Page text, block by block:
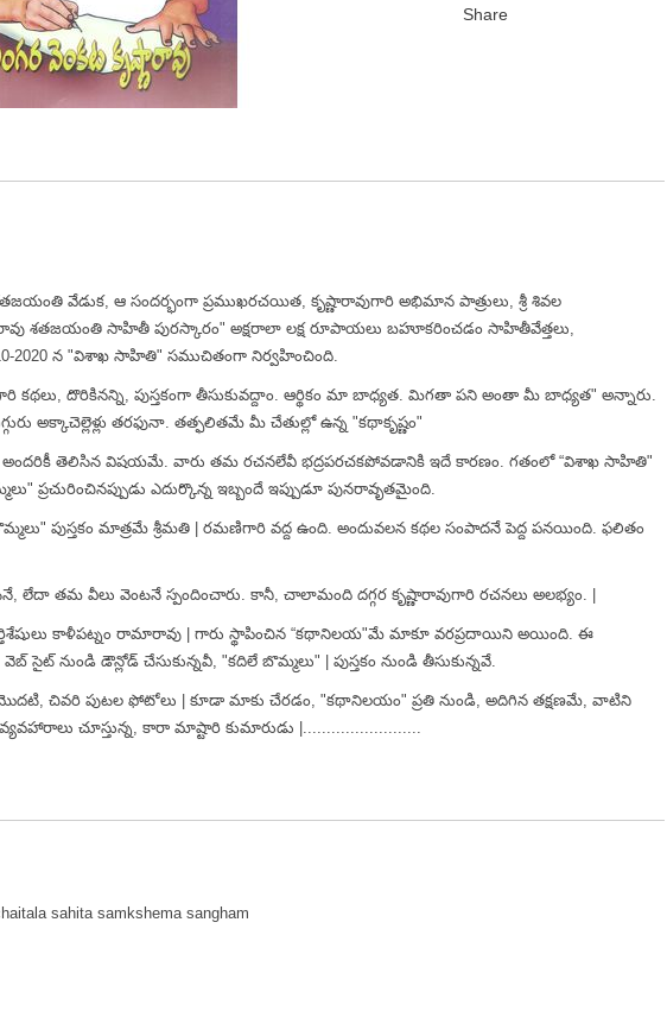
శతజయంతి వేడుక, ఆ సందర్భంగా ప్రముఖరచయిత, కృష్ణారావుగారి అభిమాన పాత్రులు, శ్రీ శివల
శతజయంతి సాహితీ పురస్కారం" అక్షరాలా లక్ష రూపాయలు బహూకరించడం సాహితీవేత్తలు,
న "విశాఖ సాహితి" సముచితంగా నిర్వహించింది.
గారి కథలు, దొరికినన్ని, పుస్తకంగా తీసుకువద్దాం. ఆర్థికం మా బాధ్యత. మిగతా పని అంతా మీ బాధ్యత" అన్నారు.
అక్కాచెల్లెళ్లు తరఫునా. తత్ఫలితమే మీ చేతుల్లో ఉన్న "కథాకృష్ణం"
అందరికీ తెలిసిన విషయమే. వారు తమ రచనలేవీ భద్రపరచకపోవడానికి ఇదే కారణం. గతంలో “విశాఖ సాహితి"
ప్రచురించినప్పుడు ఎదుర్కొన్న ఇబ్బందే ఇప్పుడూ పునరావృతమైంది.
పుస్తకం మాత్రమే శ్రీమతి | రమణిగారి వద్ద ఉంది. అందువలన కథల సంపాదనే పెద్ద పనయింది. ఫలితం
లేదా తమ వీలు వెంటనే స్పందించారు. కానీ, చాలామంది దగ్గర కృష్ణారావుగారి రచనలు అలభ్యం. |
కీర్తిశేషులు కాళీపట్నం రామారావు | గారు స్థాపించిన “కథానిలయ"మే మాకూ వరప్రదాయిని అయింది. ఈ
నుండి డౌన్లోడ్ చేసుకున్నవీ, "కదిలే బొమ్మలు" | పుస్తకం నుండి తీసుకున్నవే.
చివరి పుటల ఫోటోలు | కూడా మాకు చేరడం, "కథానిలయం" ప్రతి నుండి, అదిగిన తక్షణమే, వాటిని
చూస్తున్న, కారా మాష్టారి కుమారుడు |.........................
sahita samkshema sangham